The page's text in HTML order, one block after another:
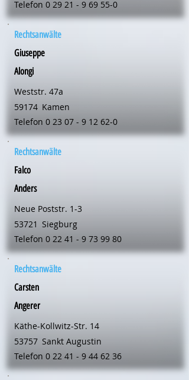
Telefon 0 29 21 - 9 69 55-0
Rechtsanwälte
Giuseppe
Alongi
Weststr. 47a
59174 Kamen
Telefon 0 23 07 - 9 12 62-0
Rechtsanwälte
Falco
Anders
Neue Poststr. 1-3
53721 Siegburg
Telefon 0 22 41 - 9 73 99 80
Rechtsanwälte
Carsten
Angerer
Käthe-Kollwitz-Str. 14
53757 Sankt Augustin
Telefon 0 22 41 - 9 44 62 36